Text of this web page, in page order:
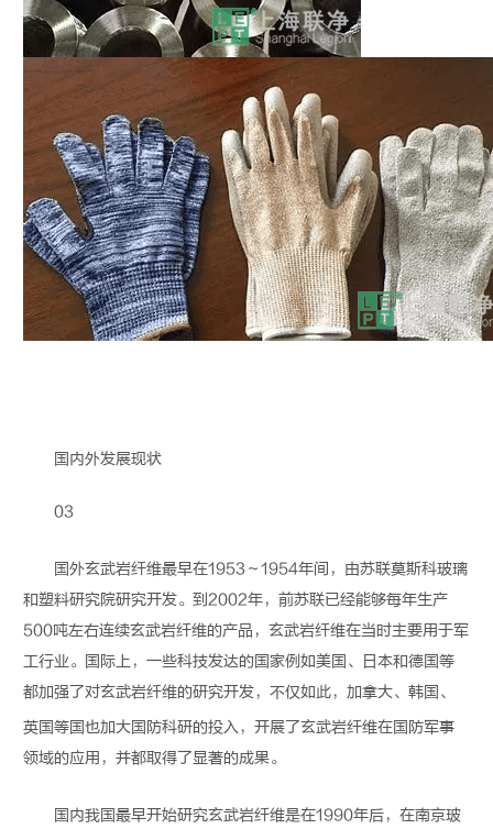
国内外发展现状
03
国外玄武岩纤维最早在1953～1954年间，由苏联莫斯科玻璃
和塑料研究院研究开发。到2002年，前苏联已经能够每年生产
500吨左右连续玄武岩纤维的产品，玄武岩纤维在当时主要用于军
工行业。国际上，一些科技发达的国家例如美国、日本和德国等
都加强了对玄武岩纤维的研究开发，不仅如此，加拿大、韩国、
英国等国也加大国防科研的投入，开展了玄武岩纤维在国防军事
领域的应用，并都取得了显著的成果。
国内我国最早开始研究玄武岩纤维是在1990年后，在南京玻